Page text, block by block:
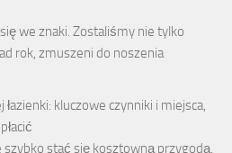
we znaki. Zostaliśmy nie tylko
rok, zmuszeni do noszenia
łazienki: kluczowe czynniki i miejsca,
szybko stać się kosztowną przygodą,